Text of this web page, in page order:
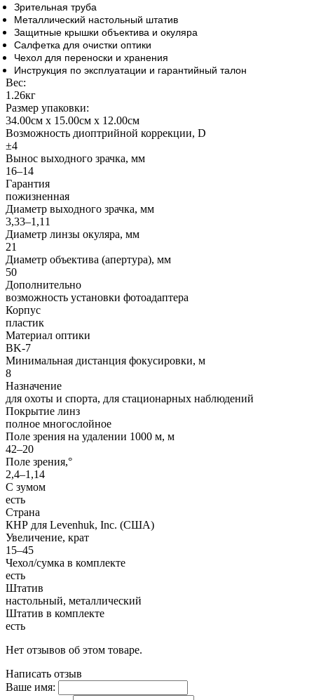
Зрительная труба
Металлический настольный штатив
Защитные крышки объектива и окуляра
Салфетка для очистки оптики
Чехол для переноски и хранения
Инструкция по эксплуатации и гарантийный талон
Вес:
1.26кг
Размер упаковки:
34.00см x 15.00см x 12.00см
Возможность диоптрийной коррекции, D
±4
Вынос выходного зрачка, мм
16–14
Гарантия
пожизненная
Диаметр выходного зрачка, мм
3,33–1,11
Диаметр линзы окуляра, мм
21
Диаметр объектива (апертура), мм
50
Дополнительно
возможность установки фотоадаптера
Корпус
пластик
Материал оптики
BK-7
Минимальная дистанция фокусировки, м
8
Назначение
для охоты и спорта, для стационарных наблюдений
Покрытие линз
полное многослойное
Поле зрения на удалении 1000 м, м
42–20
Поле зрения,°
2,4–1,14
С зумом
есть
Страна
КНР для Levenhuk, Inc. (США)
Увеличение, крат
15–45
Чехол/сумка в комплекте
есть
Штатив
настольный, металлический
Штатив в комплекте
есть
Нет отзывов об этом товаре.
Написать отзыв
Ваше имя: